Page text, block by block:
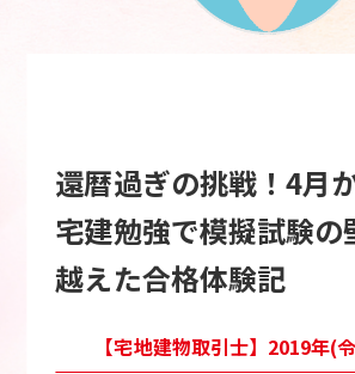
還暦過ぎの挑戦！4月
宅建勉強で模擬試験の
越えた合格体験記
【宅地建物取引士】2019年(